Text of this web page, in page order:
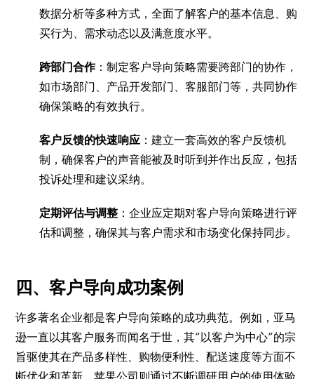
数据分析等多种方式，全面了解客户的基本信息、购
买行为、需求动态以及满意度水平。
跨部门合作：制定客户导向策略需要跨部门的协作，
如市场部门、产品开发部门、客服部门等，共同协作
确保策略的有效执行。
客户反馈的快速响应 ：建立一套高效的客户反馈机
制，确保客户的声音能被及时听到并作出反应，包括
投诉处理和建议采纳。
定期评估与调整 ：企业应定期对客户导向策略进行评
估和调整，确保其与客户需求和市场变化保持同步。
四、客户导向成功案例
许多著名企业都是客户导向策略的成功典范。例如，亚马
逊一直以其客户服务而闻名于世，其“以客户为中心”的宗
旨驱使其在产品多样性、购物便利性、配送速度等方面不